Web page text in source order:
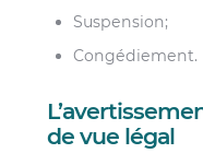
Suspension;
Congédiement.
de vue légal